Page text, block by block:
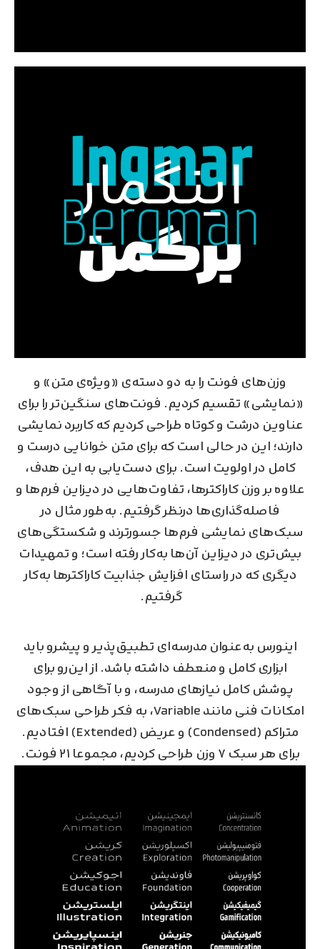
وزن‌های فونت را به دو دسته‌ی «ویژه‌ی متن» و
«نمایشی» تقسیم کردیم. فونت‌های سنگین‌تر را برای
عناوین درشت و کوتاه طراحی کردیم که کاربرد نمایشی
دارند؛ این در حالی است که برای متن خوانایی درست و
کامل در اولویت است. برای دست‌یابی به این هدف،
علاوه بر وزن کاراکترها، تفاوت‌هایی در دیزاین فرم‌ها و
فاصله‌گذاری‌ها درنظر گرفتیم. به‌طور مثال در
سبک‌های نمایشی فرم‌ها جسورترند و شکستگی‌های
بیش‌تری در دیزاین آن‌ها به‌کار رفته است؛ و تمهیدات
دیگری که در راستای افزایش جذابیت کاراکترها به‌کار
گرفتیم.
اینورس به‌عنوان مدرسه‌ای تطبیق‌پذیر و پیشرو باید
ابزاری کامل و منعطف داشته باشد. از این‌رو برای
پوشش کامل نیازهای مدرسه، و با آگاهی از وجود
امکانات فنی مانند Variable، به فکر طراحی سبک‌های
متراکم (Condensed) و عریض (Extended) افتادیم.
برای هر سبک ۷ وزن طراحی کردیم، مجموعا ۲۱ فونت.